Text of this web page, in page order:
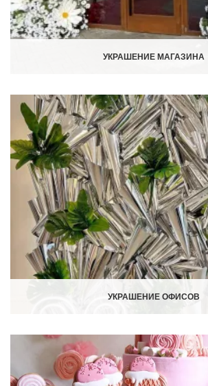
УКРАШЕНИЕ МАГАЗИНА
УКРАШЕНИЕ ОФИСОВ